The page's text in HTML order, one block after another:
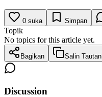
0 suka Simpan
Topik
No topics for this article yet.
Bagikan Salin Tautan
Discussion